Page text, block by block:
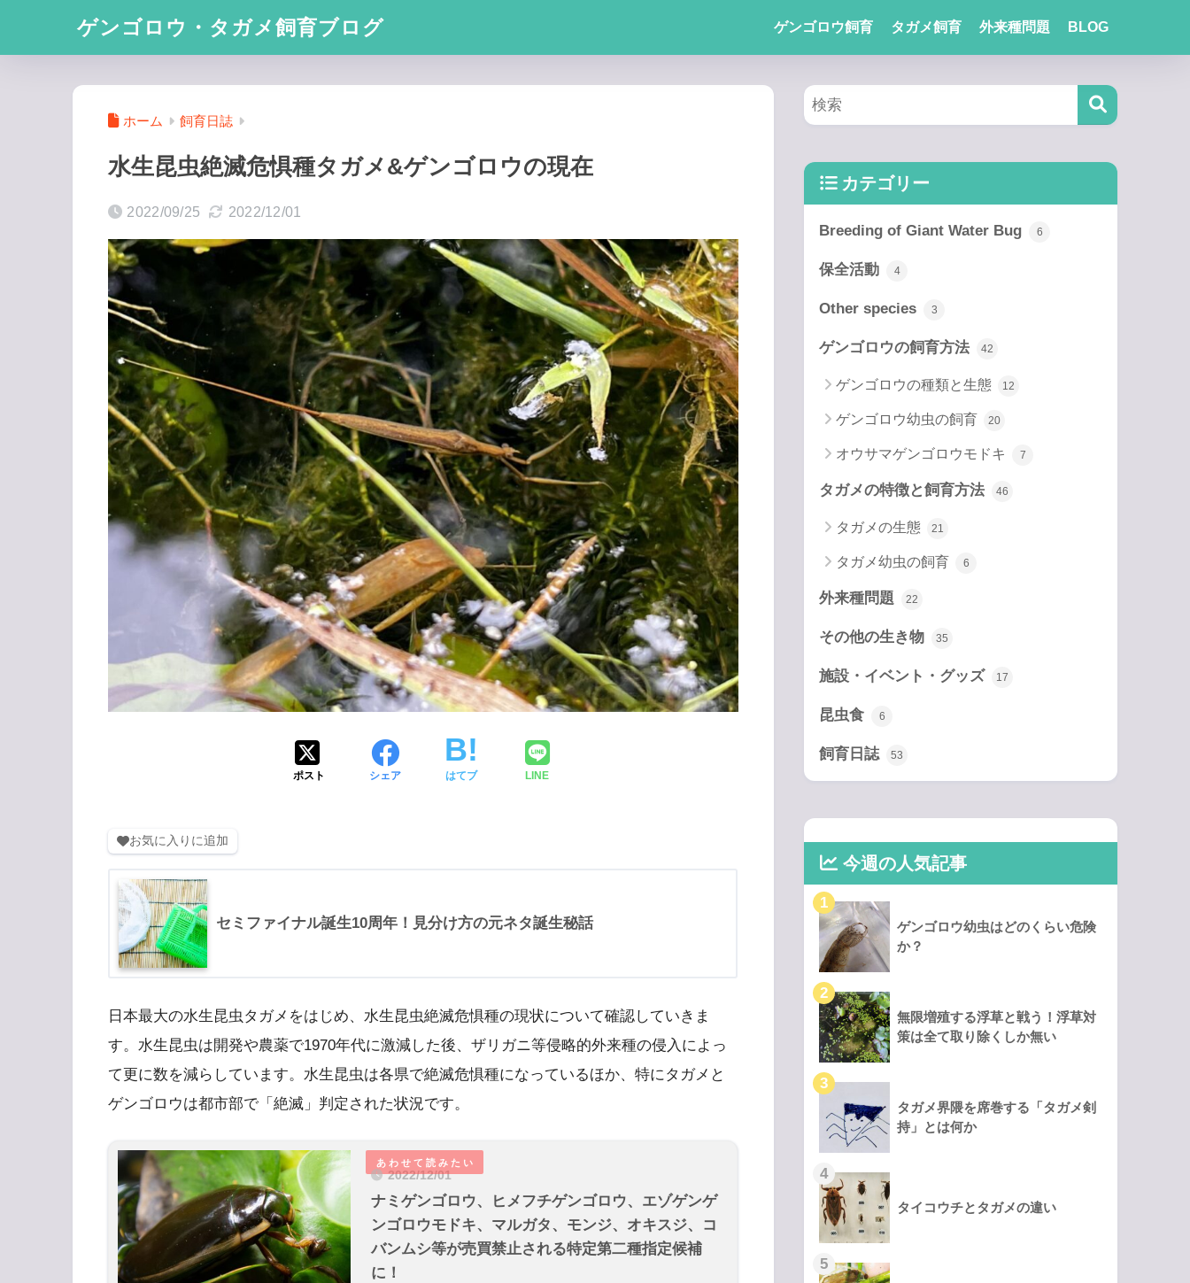
ゲンゴロウ・タガメ飼育ブログ ゲンゴロウ飼育 タガメ飼育 外来種問題 BLOG
ホーム 飼育日誌
水生昆虫絶滅危惧種タガメ&ゲンゴロウの現在
2022/09/25 2022/12/01
ポスト シェア はてブ LINE
お気に入りに追加
セミファイナル誕生10周年！見分け方の元ネタ誕生秘話
日本最大の水生昆虫タガメをはじめ、水生昆虫絶滅危惧種の現状について確認していきま
す。水生昆虫は開発や農薬で1970年代に激減した後、ザリガニ等侵略的外来種の侵入によっ
て更に数を減らしています。水生昆虫は各県で絶滅危惧種になっているほか、特にタガメと
ゲンゴロウは都市部で「絶滅」判定された状況です。
2022/12/01
ナミゲンゴロウ、ヒメフチゲンゴロウ、エゾゲンゲ
ンゴロウモドキ、マルガタ、モンジ、オキスジ、コ
バンムシ等が売買禁止される特定第二種指定候補
に！
カテゴリー
Breeding of Giant Water Bug 6
保全活動 4
Other species 3
ゲンゴロウの飼育方法 42
ゲンゴロウの種類と生態 12
ゲンゴロウ幼虫の飼育 20
オウサマゲンゴロウモドキ 7
タガメの特徴と飼育方法 46
タガメの生態 21
タガメ幼虫の飼育 6
外来種問題 22
その他の生き物 35
施設・イベント・グッズ 17
昆虫食 6
飼育日誌 53
今週の人気記事
ゲンゴロウ幼虫はどのくらい危険
か？
無限増殖する浮草と戦う！浮草対
策は全て取り除くしか無い
タガメ界隈を席巻する「タガメ剣
持」とは何か
タイコウチとタガメの違い